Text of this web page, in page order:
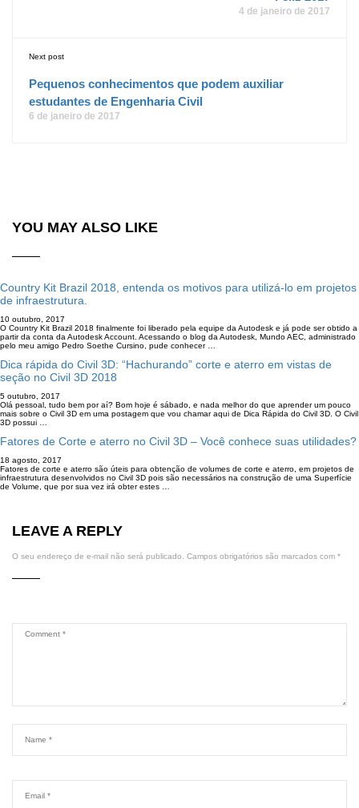
4 de janeiro de 2017
Next post
Pequenos conhecimentos que podem auxiliar
estudantes de Engenharia Civil
6 de janeiro de 2017
YOU MAY ALSO LIKE
Country Kit Brazil 2018, entenda os motivos para utilizá-lo em projetos
de infraestrutura.
10 outubro, 2017
O Country Kit Brazil 2018 finalmente foi liberado pela equipe da Autodesk e já pode ser obtido a
partir da conta da Autodesk Account. Acessando o blog da Autodesk, Mundo AEC, administrado
pelo meu amigo Pedro Soethe Cursino, pude conhecer …
Dica rápida do Civil 3D: “Hachurando” corte e aterro em vistas de
seção no Civil 3D 2018
5 outubro, 2017
Olá pessoal, tudo bem por aí? Bom hoje é sábado, e nada melhor do que aprender um pouco
mais sobre o Civil 3D em uma postagem que vou chamar aqui de Dica Rápida do Civil 3D. O Civil
3D possui …
Fatores de Corte e aterro no Civil 3D – Você conhece suas utilidades?
18 agosto, 2017
Fatores de corte e aterro são úteis para obtenção de volumes de corte e aterro, em projetos de
infraestrutura desenvolvidos no Civil 3D pois são necessários na construção de uma Superfície
de Volume, que por sua vez irá obter estes …
LEAVE A REPLY
O seu endereço de e-mail não será publicado. Campos obrigatórios são marcados com *